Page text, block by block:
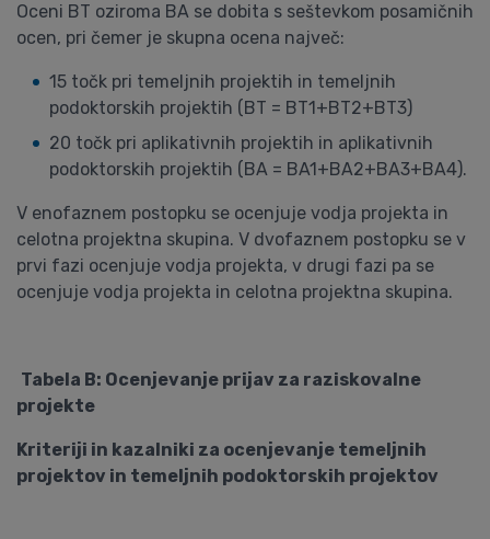
Oceni BT oziroma BA se dobita s seštevkom posamičnih
ocen, pri čemer je skupna ocena največ:
15 točk pri temeljnih projektih in temeljnih
podoktorskih projektih (BT = BT1+BT2+BT3)
20 točk pri aplikativnih projektih in aplikativnih
podoktorskih projektih (BA = BA1+BA2+BA3+BA4).
V enofaznem postopku se ocenjuje vodja projekta in
celotna projektna skupina. V dvofaznem postopku se v
prvi fazi ocenjuje vodja projekta, v drugi fazi pa se
ocenjuje vodja projekta in celotna projektna skupina.
Tabela B: Ocenjevanje prijav za raziskovalne
projekte
Kriteriji in kazalniki za ocenjevanje temeljnih
projektov in temeljnih podoktorskih projektov